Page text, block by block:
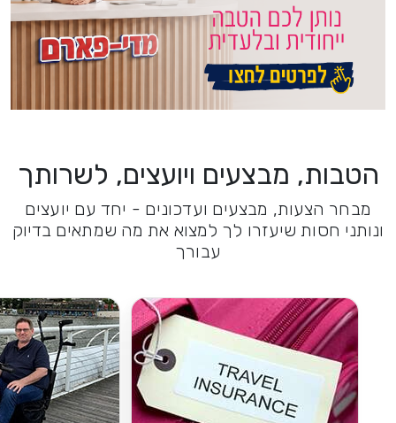
הטבות, מבצעים ויועצים, לשרותך
מבחר הצעות, מבצעים ועדכונים - יחד עם יועצים
ונותני חסות שיעזרו לך למצוא את מה שמתאים בדיוק
עבורך